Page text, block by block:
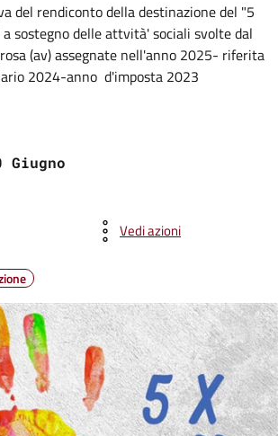
del rendiconto della destinazione del "5
sostegno delle attvità' sociali svolte dal
(av) assegnate nell'anno 2025- riferita
2024-anno d'imposta 2023
Vedi azioni